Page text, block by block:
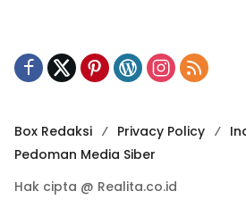
Box Redaksi Privacy Policy
Pedoman Media Siber
Hak cipta @ Realita.co.id